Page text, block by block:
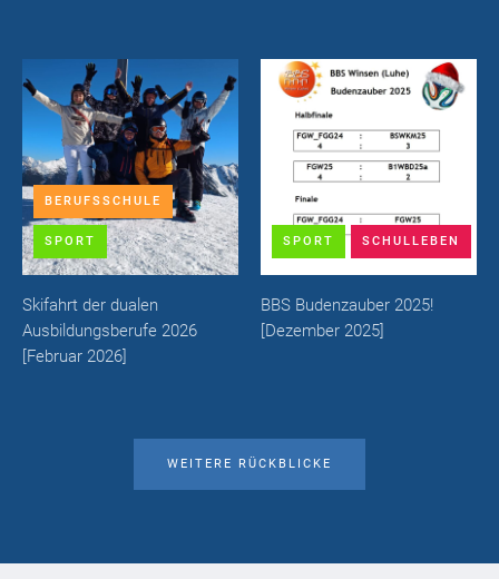
BERUFSSCHULE
SPORT
Skifahrt der dualen
Ausbildungsberufe 2026
[Februar 2026]
SPORT SCHULLEBEN
BBS Budenzauber 2025!
[Dezember 2025]
WEITERE RÜCKBLICKE